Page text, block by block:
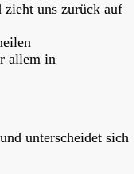
zieht uns zurück auf
allem in
unterscheidet sich